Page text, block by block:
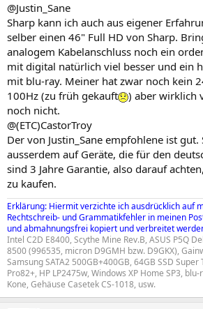
@Justin_Sane
Sharp kann ich auch aus eigener
selber einen 46" Full HD von Sharp.
analogem Kabelanschluss noch ein
mit digital natürlich viel besser und ein
mit blu-ray. Meiner hat zwar noch kein
100Hz (zu früh gekauft
) aber wirklich
noch nicht.
@(ETC)CastorTroy
Der von Justin_Sane empfohlene ist gut.
ausserdem auf Geräte, die für den
sind 3 Jahre Garantie, also darauf
zu kaufen.
Erklärung: Hiermit verzichte ich ausdrücklich auf
Rechtschreib- und Grammatikfehler in meinen
und abmahnungsfrei kopiert und verbreitet
Intel C2D E8400, Scythe Mine Rev.B, ASUS P5Q
8500 (996535, micron D9GMH bzw. D9GKX),
Samsung SATA2 500GB+400GB, 64GB SSD
Pro82+, HP LP2475w, Windows XP Home SP3,
Kone, Gehäuse Casetek CS-1018, usw.